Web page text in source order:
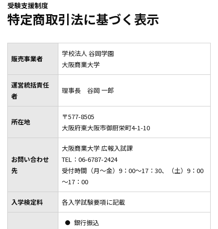
志願者状況
入試Q＆A
学費
奨学金・授業料減免制度
受験支援制度
入学検定料減免制度
試験日自由選択制
地方試験会場
2027年度入学試験要項
受験支援制度
特定商取引法に基づく表示
販売事業者
学校法人 谷岡学園
大阪商業大学
運営統括責任
者
理事長 谷岡 一郎
所在地
〒577-8505
大阪府東大阪市御厨栄町4-1-10
お問い合わせ
先
大阪商業大学 広報入試課
TEL：06-6787-2424
受付時間（月～金）9：00～17：30、（土）9：00
～17：00
入学検定料 各入学試験要項に記載
銀行振込